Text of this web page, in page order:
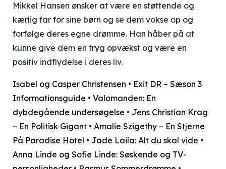
Mikkel Hansen ønsker at være en støttende og
kærlig far for sine børn og se dem vokse op og
forfølge deres egne drømme. Han håber på at
kunne give dem en tryg opvækst og være en
positiv indflydelse i deres liv.
Isabel og Casper Christensen • Exit DR – Sæson 3
Informationsguide • Valomanden: En
dybdegående undersøgelse • Jens Christian Krag
– En Politisk Gigant • Amalie Szigethy – En Stjerne
På Paradise Hotel • Jade Laila: Alt du skal vide •
Anna Linde og Sofie Linde: Søskende og TV-